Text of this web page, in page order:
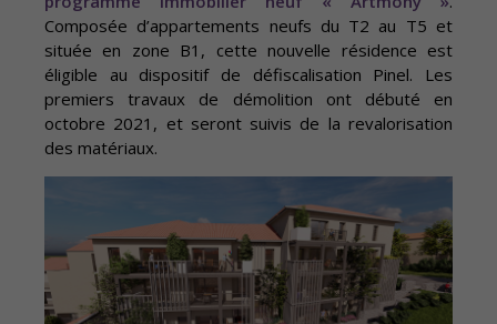
Composée d’appartements neufs du T2 au T5 et
située en zone B1, cette nouvelle résidence est
éligible au dispositif de défiscalisation Pinel. Les
premiers travaux de démolition ont débuté en
octobre 2021, et seront suivis de la revalorisation
des matériaux.